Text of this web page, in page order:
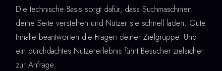
Die technische Basis sorgt dafür, dass Suchmaschinen
deine Seite verstehen und Nutzer sie schnell laden. Gute
Inhalte beantworten die Fragen deiner Zielgruppe. Und
ein durchdachtes Nutzererlebnis führt Besucher zielsicher
zur Anfrage.